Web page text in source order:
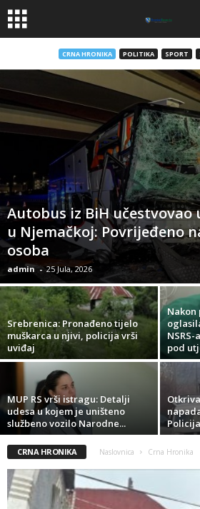
CRNA HRONIKA POLITIKA SPORT
​Autobus iz BiH učestvovao
u Njemačkoj: Povrijeđeno
osoba
admin - 25 Jula, 2026
​Srebrenica: Pronađeno tijelo
muškarca u njivi, policija vrši
uviđaj
​Nakon
pod
​MUP RS vrši istragu: Detalji
udesa u kojem je uništeno
službeno vozilo Narodne...
CRNA HRONIKA Naslovnica Crna Hronika